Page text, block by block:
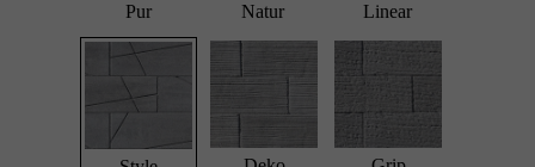
Pur Natur Linear